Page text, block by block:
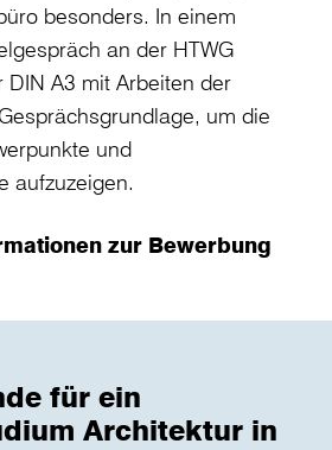
besonders. In einem
an der HTWG
A3 mit Arbeiten der
um die
und
aufzuzeigen.
zur Bewerbung
für ein
Architektur in